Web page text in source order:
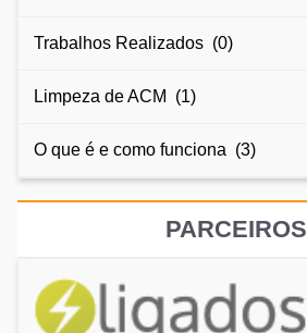
Trabalhos Realizados (0)
Limpeza de ACM (1)
O que é e como funciona (3)
PARCEIROS